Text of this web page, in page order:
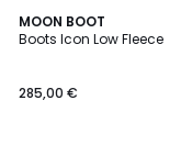
MOON BOOT
Boots Icon Low Fleece
285,00 €